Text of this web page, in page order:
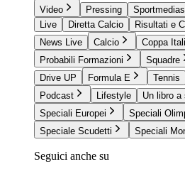
Video Pressing
Live
Diretta Calcio
Risultati e
News Live
Calcio Coppa
Probabili Formazioni
Squadre
Drive UP
Formula E Tennis
Podcast
Lifestyle
Un libro a
Speciali Europei
Speciali
Speciale Scudetti
Speciali
Seguici anche su